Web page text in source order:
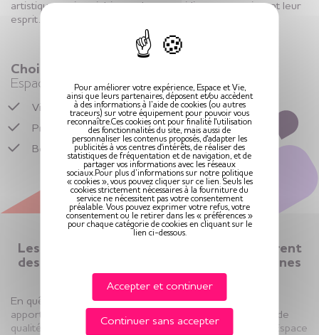
artistiques qui enrichissent leur quotidien et nourrissent leur
esprit.
Choisir la vie en résidence seniors
Espace et Vie
Vivre dans un logement senior,libre et entouré
Préserver son rythme de vie
Bénéficier deservices adaptésen toute sérénité
Les résidences seniors Espace et Vie offrent
des solutions d’hébergement aux personnes
âgées
En quête de sérénité ? Nos résidences seniors vous
apportent confort et bien-être grâce à des logements de
qualité et adaptés aux seniors. Les résidences seniors Espace
Pour améliorer votre expérience, Espace et Vie,
ainsi que leurs partenaires, déposent et/ou accèdent
à des informations à l’aide de cookies (ou autres
traceurs) sur votre équipement pour pouvoir vous
reconnaître.Ces cookies ont pour finalité l'utilisation
des fonctionnalités du site, mais aussi de
personnaliser les contenus proposés, d'adapter les
publicités à vos centres d'intérêts, de réaliser des
statistiques de fréquentation et de navigation, et de
partager vos informations avec les réseaux
sociaux.Pour plus d’informations sur notre politique
« cookies », vous pouvez cliquer sur ce lien. Seuls les
cookies strictement nécessaires à la fourniture du
service ne nécessitent pas votre consentement
préalable. Vous pouvez exprimer votre refus, votre
consentement ou le retirer dans les « préférences »
pour chaque catégorie de cookies en cliquant sur le
lien ci-dessous.
Accepter et continuer
Continuer sans accepter